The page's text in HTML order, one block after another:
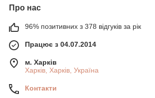
Про нас
96% позитивних з 378 відгуків за рік
Працює з 04.07.2014
м. Харків
Харків, Харків, Україна
Контакти